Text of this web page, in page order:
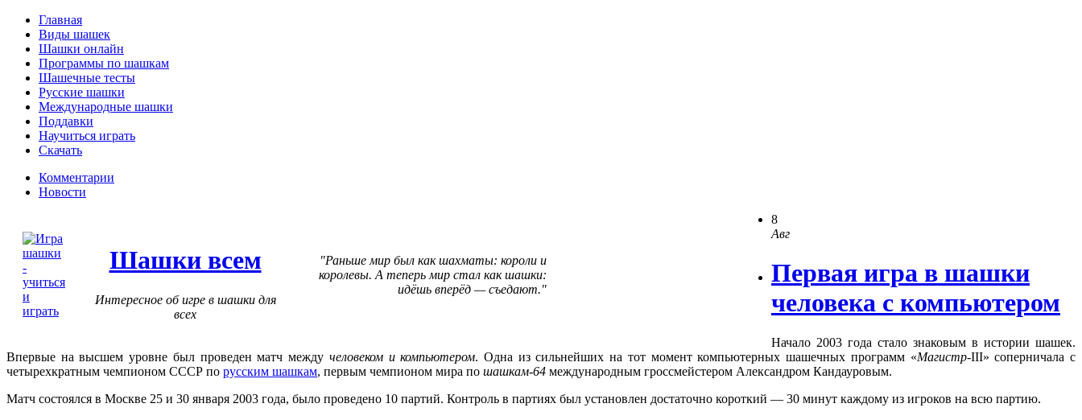
Главная
Виды шашек
Шашки онлайн
Программы по шашкам
Шашечные тесты
Русские шашки
Международные шашки
Поддавки
Научиться играть
Скачать
Комментарии
Новости
Шашки всем
Интересное об игре в шашки для
всех
Раньше мир был как шахматы: короли и
королевы. А теперь мир стал как шашки:
идёшь вперёд — съедают.
8
Авг
Первая игра в шашки
человека с компьютером
Начало 2003 года стало знаковым в истории шашек.
Впервые на высшем уровне был проведен матч между человеком и компьютером. Одна из сильнейших на тот момент компьютерных шашечных программ «Магистр-III» соперничала с
четырехкратным чемпионом СССР по русским шашкам, первым чемпионом мира по шашкам-64 международным гроссмейстером Александром Кандауровым.
Матч состоялся в Москве 25 и 30 января 2003 года, было проведено 10 партий. Контроль в партиях был установлен достаточно короткий — 30 минут каждому из игроков на всю партию.